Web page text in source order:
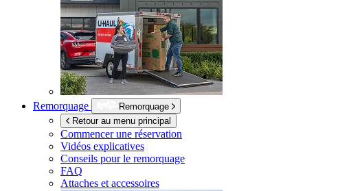
Remorquage
Remorquage
Retour au menu principal
Commencer une réservation
Vidéos explicatives
Conseils pour le remorquage
FAQ
Attaches et accessoires